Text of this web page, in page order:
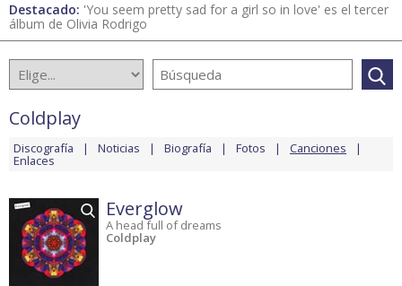
Destacado: 'You seem pretty sad for a girl so in love' es el tercer
álbum de Olivia Rodrigo
Coldplay
Discografía Noticias Biografía Fotos Canciones
Enlaces
Everglow
A head full of dreams
Coldplay